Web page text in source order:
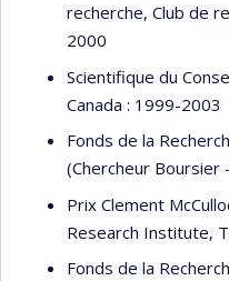
recherche, Club de
2000
Scientifique du
Canada : 1999-2003
Fonds de la
(Chercheur Boursier
Prix Clement
Research Institute,
Fonds de la